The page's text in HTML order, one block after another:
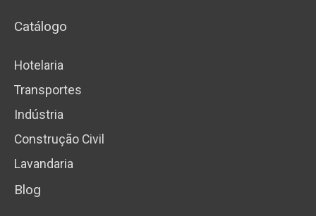
Catálogo
Hotelaria
Transportes
Indústria
Construção Civil
Lavandaria
Blog